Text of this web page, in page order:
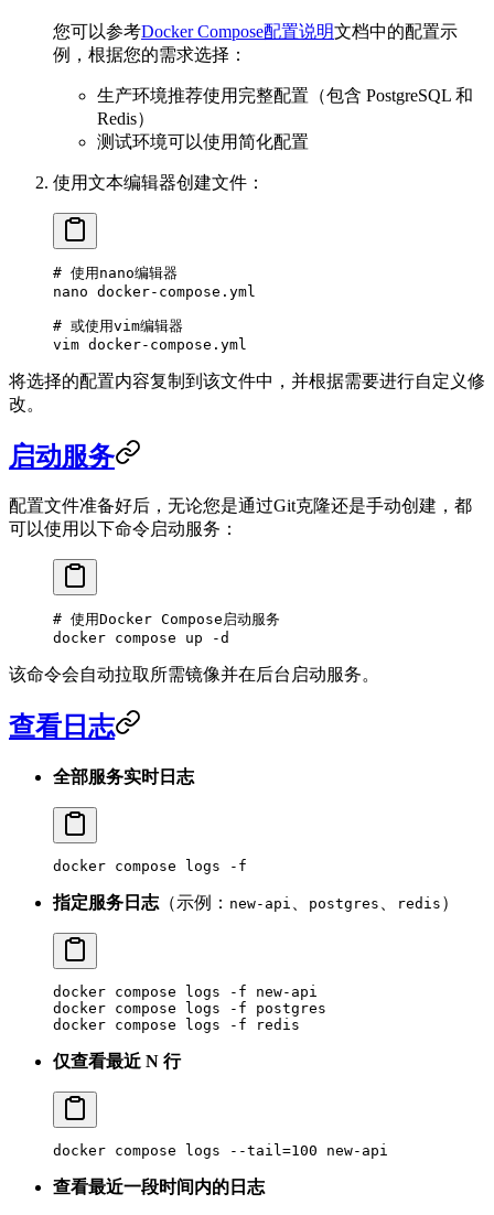
您可以参考Docker Compose配置说明文档中的配置示
例，根据您的需求选择：
生产环境推荐使用完整配置（包含 PostgreSQL 和
Redis）
测试环境可以使用简化配置
使用文本编辑器创建文件：
# 使用nano编辑器
nano docker-compose.yml
# 或使用vim编辑器
vim docker-compose.yml
将选择的配置内容复制到该文件中，并根据需要进行自定义修
改。
启动服务
配置文件准备好后，无论您是通过Git克隆还是手动创建，都
可以使用以下命令启动服务：
# 使用Docker Compose启动服务
docker compose up -d
该命令会自动拉取所需镜像并在后台启动服务。
查看日志
全部服务实时日志
docker compose logs -f
指定服务日志 （示例： new-api postgres redis ）
docker compose logs -f new-api
docker compose logs -f postgres
docker compose logs -f redis
仅查看最近 N 行
docker compose logs --tail=100 new-api
查看最近一段时间内的日志